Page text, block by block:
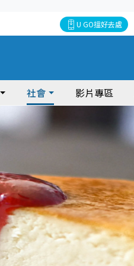
U GO搵好去處
社會 影片專區